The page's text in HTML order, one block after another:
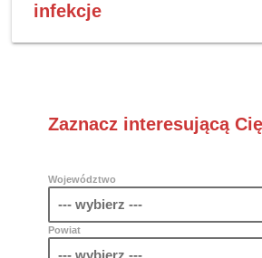
infekcje
Zaznacz interesującą
Województwo
Powiat